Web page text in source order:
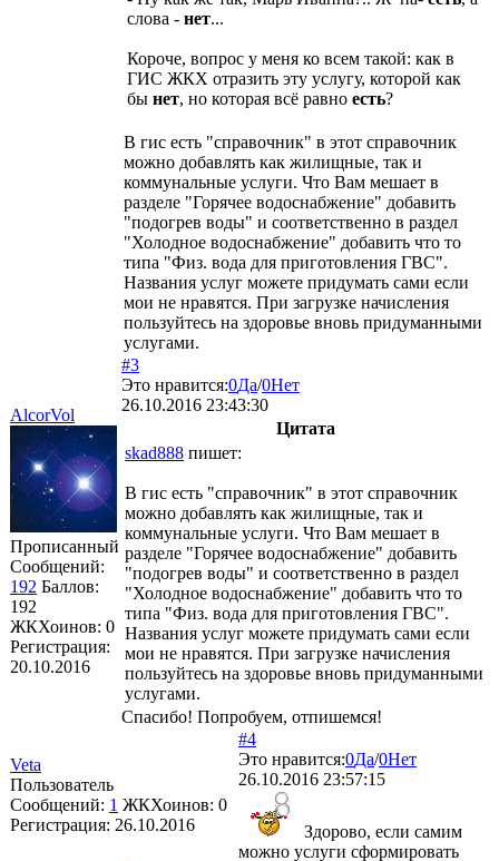
слова - нет...
Короче, вопрос у меня ко всем такой: как в
ГИС ЖКХ отразить эту услугу, которой как
бы нет, но которая всё равно есть?
В гис есть "справочник" в этот справочник
можно добавлять как жилищные, так и
коммунальные услуги. Что Вам мешает в
разделе "Горячее водоснабжение" добавить
"подогрев воды" и соответственно в раздел
"Холодное водоснабжение" добавить что то
типа "Физ. вода для приготовления ГВС".
Названия услуг можете придумать сами если
мои не нравятся. При загрузке начисления
пользуйтесь на здоровье вновь придуманными
услугами.
AlcorVol
Прописанный
Сообщений:
192 Баллов:
192
ЖКХоинов: 0
Регистрация:
20.10.2016
#3
Это нравится:0Да/0Нет
26.10.2016 23:43:30
Цитата
skad888 пишет:
В гис есть "справочник" в этот справочник
можно добавлять как жилищные, так и
коммунальные услуги. Что Вам мешает в
разделе "Горячее водоснабжение" добавить
"подогрев воды" и соответственно в раздел
"Холодное водоснабжение" добавить что то
типа "Физ. вода для приготовления ГВС".
Названия услуг можете придумать сами если
мои не нравятся. При загрузке начисления
пользуйтесь на здоровье вновь придуманными
услугами.
Спасибо! Попробуем, отпишемся!
Veta
Пользователь
Сообщений: 1 ЖКХоинов: 0
Регистрация: 26.10.2016
#4
Это нравится:0Да/0Нет
26.10.2016 23:57:15
Здорово, если самим
можно услуги сформировать